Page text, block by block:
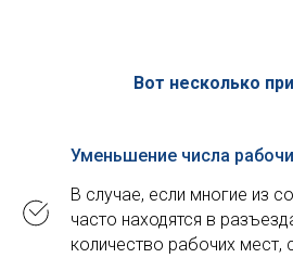
Вот несколько
Уменьшение числа
В случае, если многие из
часто находятся в
количество рабочих мест,